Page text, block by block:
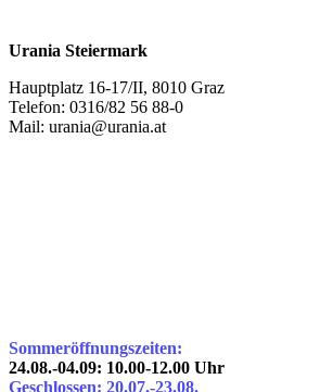
Urania Steiermark
Hauptplatz 16-17/II, 8010 Graz
Telefon: 0316/82 56 88-0
Mail: urania@urania.at
Sommeröffnungszeiten:
24.08.-04.09: 10.00-12.00 Uhr
Geschlossen: 20.07.-23.08.